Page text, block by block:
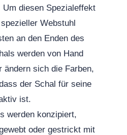
diesen Spezialeffekt
Webstuhl
an den Enden des
werden von Hand
ändern sich die Farben,
der Schal für seine
ist.
werden konzipiert,
oder gestrickt mit